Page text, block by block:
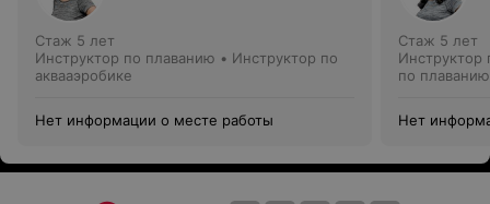
Стаж 5 лет
Инструктор по плаванию • Инструктор по
аквааэробике
Нет информации о месте работы
Стаж 5 лет
Инструктор
по плаванию
Нет